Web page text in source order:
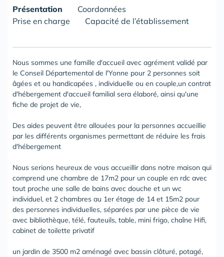
Présentation
Coordonnées
Prise en charge
Capacité de l’établissement
Nous sommes une famille d'accueil avec agrément validé par
le Conseil Départemental de l'Yonne pour 2 personnes soit
âgées et ou handicapées , individuelle ou en couple,un contrat
d'hébergement d'accueil familial sera élaboré, ainsi qu'une
fiche de projet de vie,
Des aides peuvent être allouées pour la personnes accueillie
par les différents organismes permettant de réduire les frais
d'hébergement
Nous serions heureux de vous accueillir dans notre maison qui
comprend une chambre de 17m2 pour un couple en rdc avec
tout proche une salle de bains avec douche et un wc
individuel, et 2 chambres au 1er étage de 14 et 15m2 pour
des personnes individuelles, séparées par une pièce de vie
avec bibliothèque, télé, fauteuils, table, mini frigo, chaîne Hifi,
cabinet de toilette privatif
un jardin de 3500 m2 aménagé avec bassin clôturé, potagé,